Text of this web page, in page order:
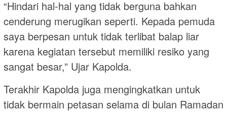
“Hindari hal-hal yang tidak berguna bahkan
cenderung merugikan seperti. Kepada pemuda
saya berpesan untuk tidak terlibat balap liar
karena kegiatan tersebut memiliki resiko yang
sangat besar,” Ujar Kapolda.
Terakhir Kapolda juga mengingkatkan untuk
tidak bermain petasan selama di bulan Ramadan